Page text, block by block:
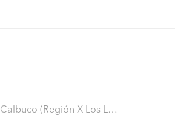
Calbuco (Región X Los Lagos - Llanquihue)